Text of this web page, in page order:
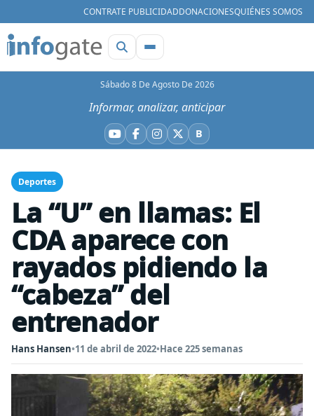
CONTRATE PUBLICIDADDONACIONESQUIÉNES SOMOS
Sábado 8 De Agosto De 2026
Informar, analizar, anticipar
YouTube
Facebook
Instagram
X BBluesky
Deportes
La “U” en llamas: El
CDA aparece con
rayados pidiendo la
“cabeza” del
entrenador
Hans Hansen•11 de abril de 2022•Hace 225 semanas